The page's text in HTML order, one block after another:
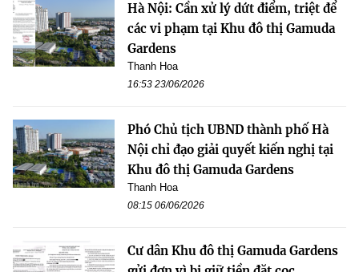
Hà Nội: Cần xử lý dứt điểm, triệt để
các vi phạm tại Khu đô thị Gamuda
Gardens
Thanh Hoa
16:53 23/06/2026
Phó Chủ tịch UBND thành phố Hà
Nội chỉ đạo giải quyết kiến nghị tại
Khu đô thị Gamuda Gardens
Thanh Hoa
08:15 06/06/2026
Cư dân Khu đô thị Gamuda Gardens